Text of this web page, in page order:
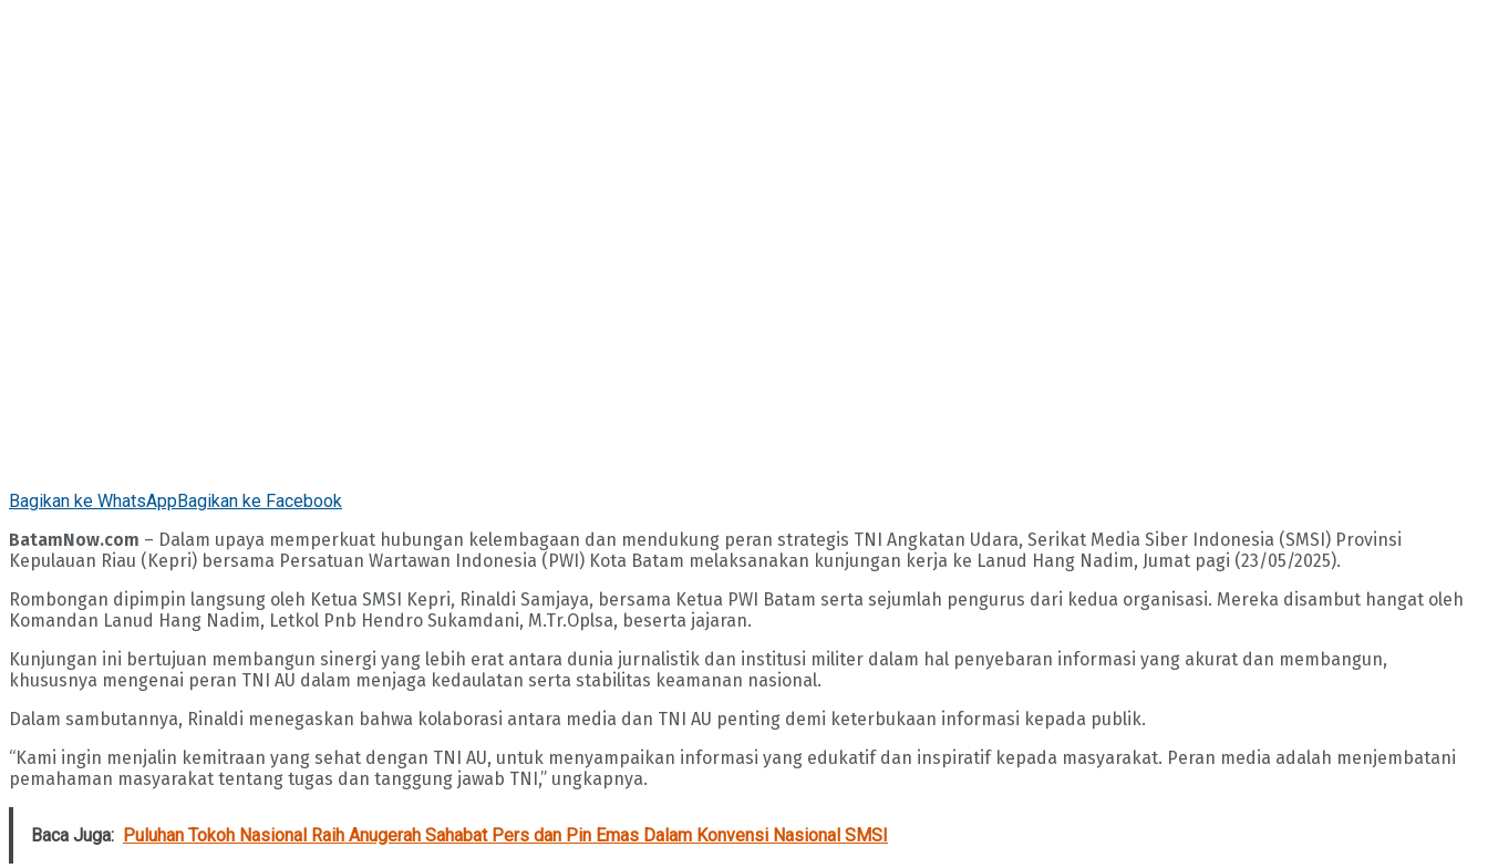
Bagikan ke WhatsAppBagikan ke Facebook
BatamNow.com – Dalam upaya memperkuat hubungan kelembagaan dan mendukung peran strategis TNI Angkatan Udara, Serikat Media Siber Indonesia (SMSI) Provinsi
Kepulauan Riau (Kepri) bersama Persatuan Wartawan Indonesia (PWI) Kota Batam melaksanakan kunjungan kerja ke Lanud Hang Nadim, Jumat pagi (23/05/2025).
Rombongan dipimpin langsung oleh Ketua SMSI Kepri, Rinaldi Samjaya, bersama Ketua PWI Batam serta sejumlah pengurus dari kedua organisasi. Mereka disambut hangat oleh
Komandan Lanud Hang Nadim, Letkol Pnb Hendro Sukamdani, M.Tr.Oplsa, beserta jajaran.
Kunjungan ini bertujuan membangun sinergi yang lebih erat antara dunia jurnalistik dan institusi militer dalam hal penyebaran informasi yang akurat dan membangun,
khususnya mengenai peran TNI AU dalam menjaga kedaulatan serta stabilitas keamanan nasional.
Dalam sambutannya, Rinaldi menegaskan bahwa kolaborasi antara media dan TNI AU penting demi keterbukaan informasi kepada publik.
“Kami ingin menjalin kemitraan yang sehat dengan TNI AU, untuk menyampaikan informasi yang edukatif dan inspiratif kepada masyarakat. Peran media adalah menjembatani
pemahaman masyarakat tentang tugas dan tanggung jawab TNI,” ungkapnya.
Baca Juga: Puluhan Tokoh Nasional Raih Anugerah Sahabat Pers dan Pin Emas Dalam Konvensi Nasional SMSI